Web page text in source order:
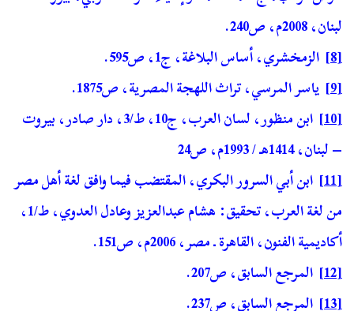
لبنان، 2008م، ص240.
[8]
الزمخشري، أساس البلاغة، ج1، ص595.
[9]
ياسر المرسي، تراث اللهجة المصرية، ص1875.
[10]
ابن منظور، لسان العرب، ج10، ط/3، دار صادر، بيروت
– لبنان، 1414هـ / 1993م، ص24
[11]
ابن أبي السرور البكري، المقتضب فيما وافق لغة أهل مصر
من لغة العرب، تحقيق: هشام عبدالعزيز وعادل العدوي، ط/1،
أكاديمية الفنون، القاهرة ـ مصر، 2006م، ص151.
[12]
المرجع السابق، ص207.
[13]
المرجع السابق، ص237.